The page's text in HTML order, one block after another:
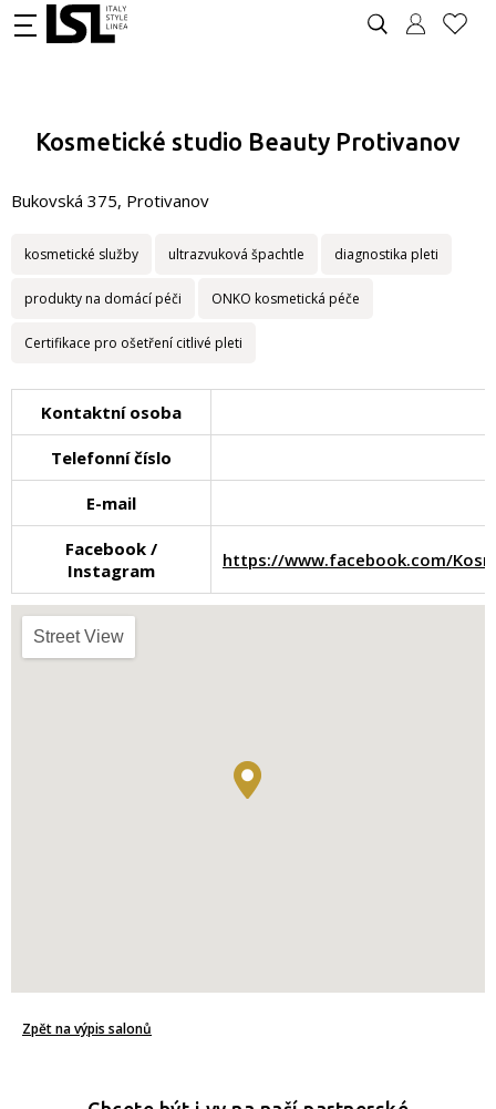
Kosmetické studio Beauty Protivanov
Bukovská 375, Protivanov
kosmetické služby ultrazvuková špachtle diagnostika pleti
produkty na domácí péči ONKO kosmetická péče
Certifikace pro ošetření citlivé pleti
Kontaktní osoba
Telefonní číslo
E-mail
Facebook /
Instagram
https://www.facebook.com/
Street View
Zpět na výpis salonů